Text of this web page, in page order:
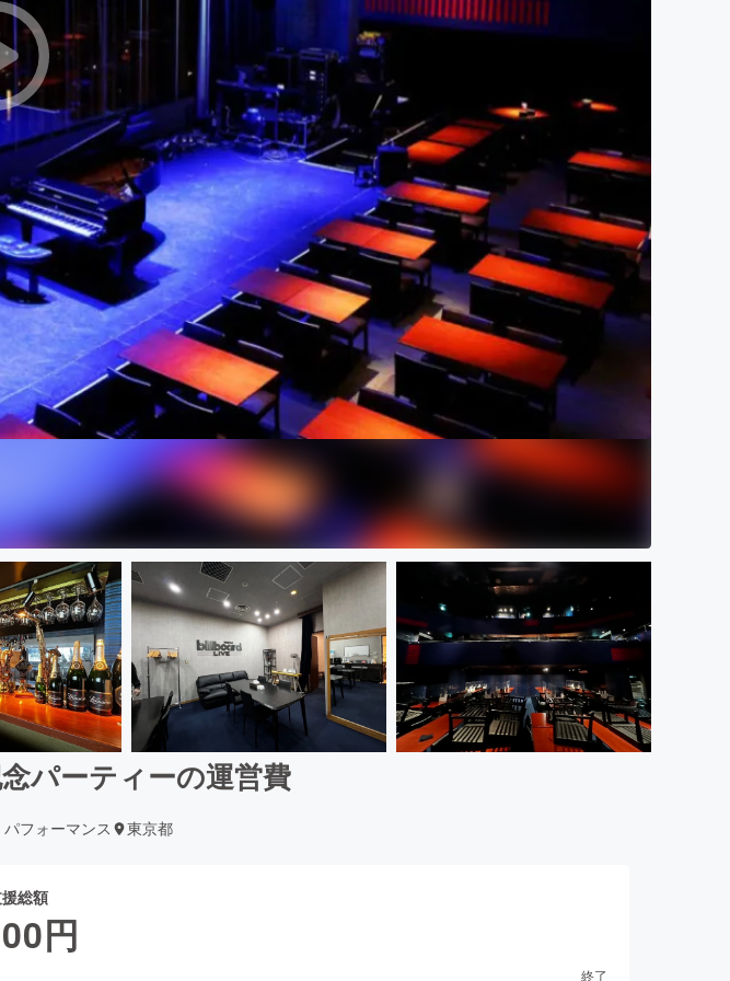
パーティーの運営費
フォーマンス 東京都
総額
円
終了